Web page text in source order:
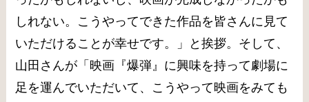
しれない。こうやってできた作品を皆さんに見て
いただけることが幸せです。」と挨拶。そして、
山田さんが「映画『爆弾』に興味を持って劇場に
足を運んでいただいて、こうやって映画をみても